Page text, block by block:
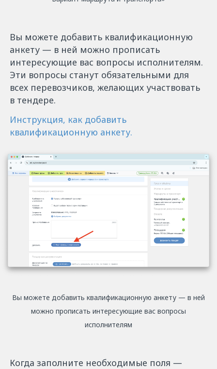
Вы можете добавить квалификационную
анкету — в ней можно прописать
интересующие вас вопросы исполнителям.
Эти вопросы станут обязательными для
всех перевозчиков, желающих участвовать
в тендере.
Инструкция, как добавить
квалификационную анкету.
Вы можете добавить квалификационную анкету — в ней
можно прописать интересующие вас вопросы
исполнителям
Когда заполните необходимые поля —